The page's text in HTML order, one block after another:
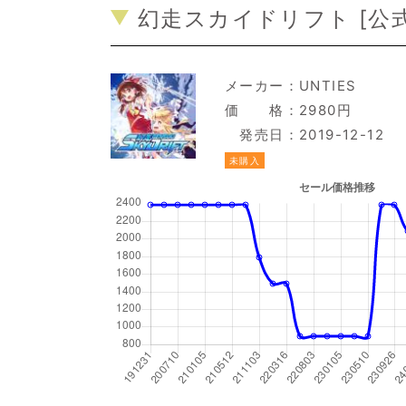
幻走スカイドリフト [公
メーカー： UNTIES
価 格：2980円
発売日：2019-12-12
未購入